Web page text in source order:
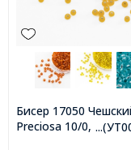
Бисер 17050
Preciosa 10/0,